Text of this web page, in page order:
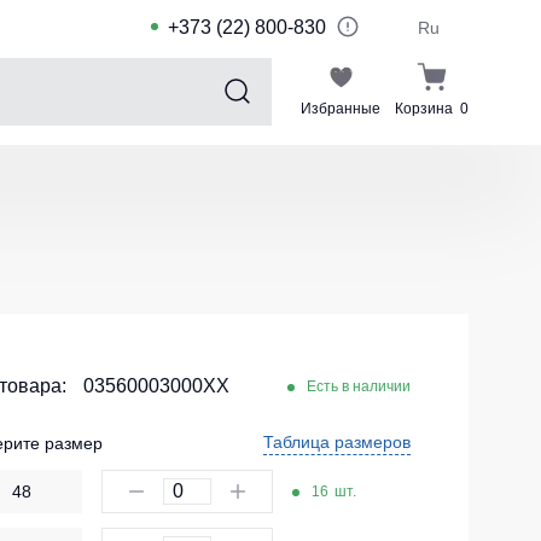
+373 (22) 800-830 Ru
Избранные Корзина 0
Шорты и леггинсы для спорта
Комплекты для команд
03560003000XX Есть в наличии
размер Таблица размеров
48 16 шт.